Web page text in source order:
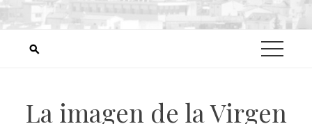
La imagen de la Virgen